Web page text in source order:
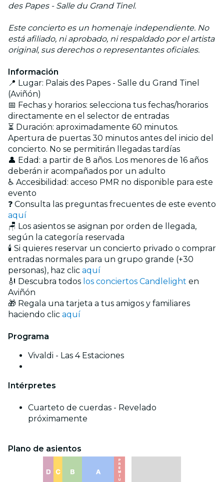
des Papes - Salle du Grand Tinel.
Este concierto es un homenaje independiente. No
está afiliado, ni aprobado, ni respaldado por el artista
original, sus derechos o representantes oficiales.
Información
📍 Lugar: Palais des Papes - Salle du Grand Tinel
(Aviñón)
📅 Fechas y horarios: selecciona tus fechas/horarios
directamente en el selector de entradas
⏳ Duración: aproximadamente 60 minutos.
Apertura de puertas 30 minutos antes del inicio del
concierto. No se permitirán llegadas tardías
👤 Edad: a partir de 8 años. Los menores de 16 años
deberán ir acompañados por un adulto
♿ Accesibilidad: acceso PMR no disponible para este
evento
❓ Consulta las preguntas frecuentes de este evento
aquí
🪑 Los asientos se asignan por orden de llegada,
según la categoría reservada
🕯️ Si quieres reservar un concierto privado o comprar
entradas normales para un grupo grande (+30
personas), haz clic aquí
🎻 Descubra todos los conciertos Candlelight en
Aviñón
🎁 Regala una tarjeta a tus amigos y familiares
haciendo clic aquí
Programa
Vivaldi - Las 4 Estaciones
Intérpretes
Cuarteto de cuerdas - Revelado
próximamente
Plano de asientos